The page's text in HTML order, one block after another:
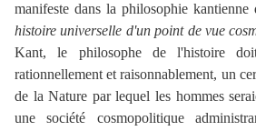
manifeste dans la philosophie
histoire universelle d'un point de vue
Kant, le philosophe de l'histoire
rationnellement et raisonnablement, un
de la Nature par lequel les hommes
une société cosmopolitique